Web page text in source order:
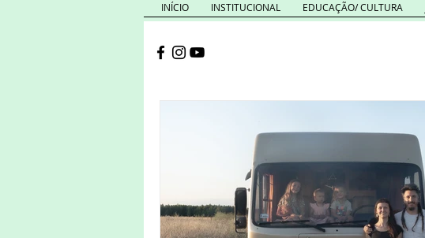
INÍCIO INSTITUCIONAL EDUCAÇÃO/ CULTURA